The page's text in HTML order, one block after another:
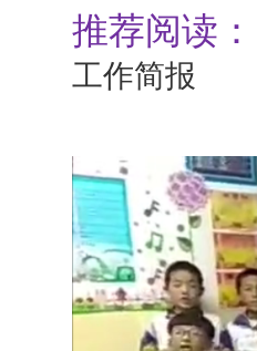
推荐阅读：
工作简报